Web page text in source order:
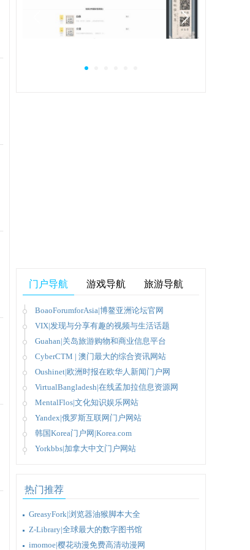
门户导航 游戏导航 旅游导航
BoaoForumforAsia|博鳌亚洲论坛官网
VIX|发现与分享有趣的视频与生活话题
Guahan|关岛旅游购物和商业信息平台
CyberCTM | 澳门最大的综合资讯网站
Oushinet|欧洲时报在欧华人新闻门户网
VirtualBangladesh|在线孟加拉信息资源网
MentalFlos|文化知识娱乐网站
Yandex|俄罗斯互联网门户网站
韩国Korea门户网|Korea.com
Yorkbbs|加拿大中文门户网站
热门推荐
GreasyFork|浏览器油猴脚本大全
Z-Library|全球最大的数字图书馆
imomoe|樱花动漫免费高清动漫网